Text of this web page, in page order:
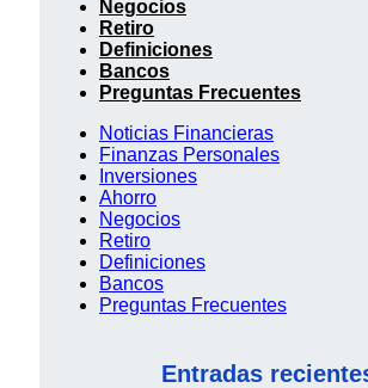
Negocios
Retiro
Definiciones
Bancos
Preguntas Frecuentes
Noticias Financieras
Finanzas Personales
Inversiones
Ahorro
Negocios
Retiro
Definiciones
Bancos
Preguntas Frecuentes
Entradas